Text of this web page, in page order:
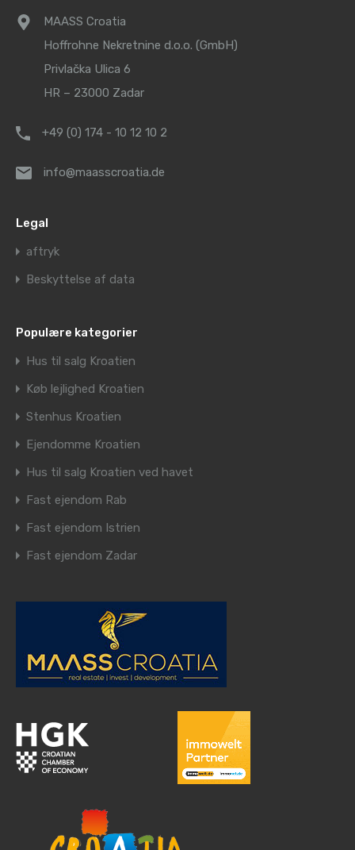
MAASS Croatia
Hoffrohne Nekretnine d.o.o. (GmbH)
Privlačka Ulica 6
HR – 23000 Zadar
+49 (0) 174 - 10 12 10 2
info@maasscroatia.de
Legal
aftryk
Beskyttelse af data
Populære kategorier
Hus til salg Kroatien
Køb lejlighed Kroatien
Stenhus Kroatien
Ejendomme Kroatien
Hus til salg Kroatien ved havet
Fast ejendom Rab
Fast ejendom Istrien
Fast ejendom Zadar